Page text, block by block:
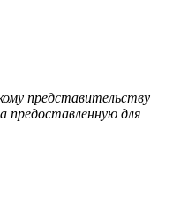
представительству
предоставленную для